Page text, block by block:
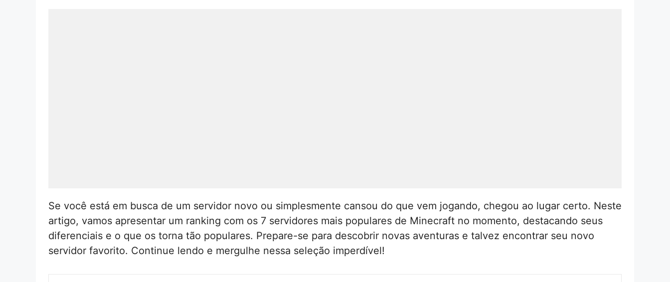
Se você está em busca de um servidor novo ou simplesmente cansou do que vem jogando, chegou ao lugar certo. Neste
artigo, vamos apresentar um ranking com os 7 servidores mais populares de Minecraft no momento, destacando seus
diferenciais e o que os torna tão populares. Prepare-se para descobrir novas aventuras e talvez encontrar seu novo
servidor favorito. Continue lendo e mergulhe nessa seleção imperdível!